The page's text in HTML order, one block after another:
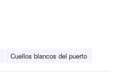
Cuellos blancos del puerto